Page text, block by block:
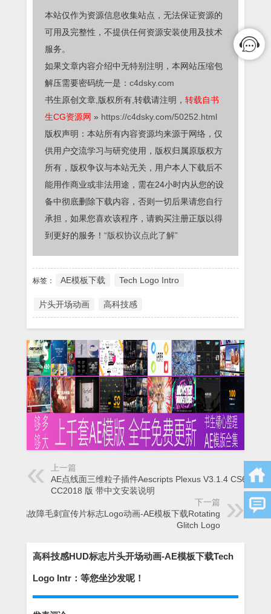
本站仅作为资源信息收集站点，无法保证资源的
可用及完整性，不提供任何资源安装使用及技术
服务。
如果文章内容介绍中无特别注明，本网站压缩包
解压需要密码统一是： c4dsky.com
书生原创文章,版权所有,转载请注明， 转载自书
生CG资源网 » https://c4dsky.com/50252.html
版权声明：本站所有内容资源均来源于网络，仅
供用户交流学习与研究使用，版权归属原版权方
所有，版权争议与本站无关，用户本人下载后不
能用作商业或非法用途，需在24小时内从您的设
备中彻底删除下载内容，否则一切后果请您自行
承担，如果您喜欢该程序，请购买注册正版以得
到更好的服务！ “版权协议点此了解”
标签： AE模板下载 Tech Logo Intro
片头开场动画 高科技感
上一篇
AE点线面三维粒子插件Aescripts Plexus V3.1.4 CS6-
CC2018 版 带中文安装说明
下一篇
科技感故障毛刺宣传片标志Logo动画-AE模板下载Rotating
Glitch Logo
高科技感HUD标志片头开场动画-AE模板下载Tech
Logo Intr：等您坐沙发呢！